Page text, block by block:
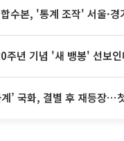
합수본, '통계 조작' 서울·경기·충북 선관